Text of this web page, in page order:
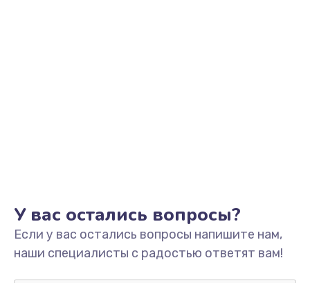
Замена/Pемонт карбюратора
1300 руб.
У вас остались вопросы?
Если у вас остались вопросы напишите нам,
наши специалисты с радостью ответят вам!